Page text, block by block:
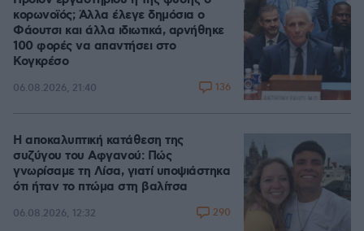
κορωνοϊός; Άλλα έλεγε δημόσια ο
Φάουτσι και άλλα ιδιωτικά, αρνήθηκε
100 φορές να απαντήσει στο
Κογκρέσο
06.08.2026, 21:40 136
Η αποκαλυπτική κατάθεση της
συζύγου του Αφγανού: Πώς
γνωρίσαμε τη Λίσα, γιατί υποψιάστηκα
ότι ήταν το πτώμα στη βαλίτσα
06.08.2026, 12:32 290